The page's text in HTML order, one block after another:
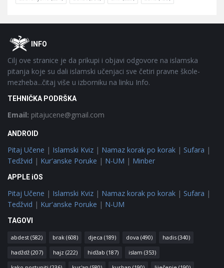
FooterOINFO
Cilj ove stranice je da prikupi i objavi odgovore na islamska
pitanja koje su dali islamski učenjaci sve četiri pravne škole-
mezheba...čitaj više u izborniku na linku Info.
TEHNIČKA PODRŠKA
Email: pitajucene@gmail.com
ANDROID
Pitaj Učene | Islamski Kviz | Namaz korak po korak | Sufara |
Tedžvid | Kur'anske Poruke | N-UM | Minber
APPLE iOS
Pitaj Učene | Islamski Kviz | Namaz korak po korak | Sufara |
Tedžvid | Kur'anske Poruke | N-UM
TAGOVI
abdest (582) brak (608) djeca (189) dova (490) hadis (340)
hadždž (207) hajz (222) hidžab (187) islam (353)